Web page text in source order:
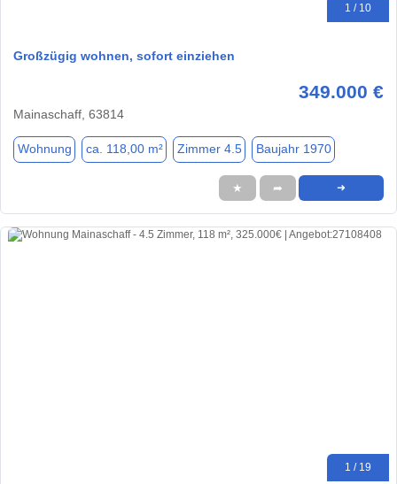
1 / 10
Großzügig wohnen, sofort einziehen
349.000 €
Mainaschaff, 63814
Wohnung ca. 118,00 m² Zimmer 4.5 Baujahr 1970
★ ➦ ➜
1 / 19